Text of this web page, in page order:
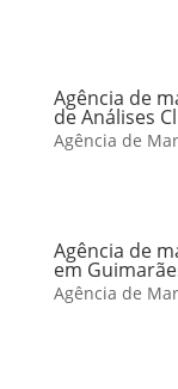
Agência de
de Análises
Agência de
Agência de
em
Agência de